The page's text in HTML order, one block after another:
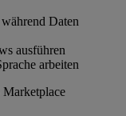
Daten
ausführen
arbeiten